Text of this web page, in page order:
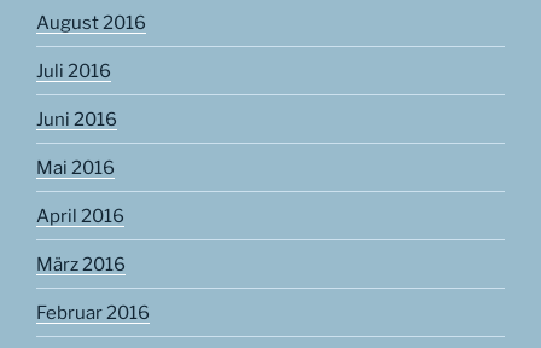
August 2016
Juli 2016
Juni 2016
Mai 2016
April 2016
März 2016
Februar 2016